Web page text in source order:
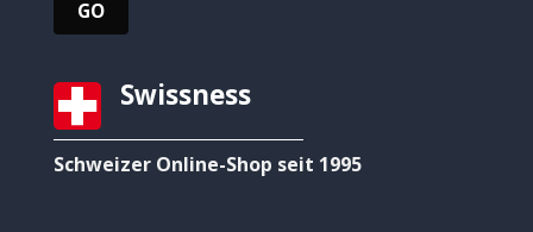
Swissness
Schweizer Online-Shop seit 1995